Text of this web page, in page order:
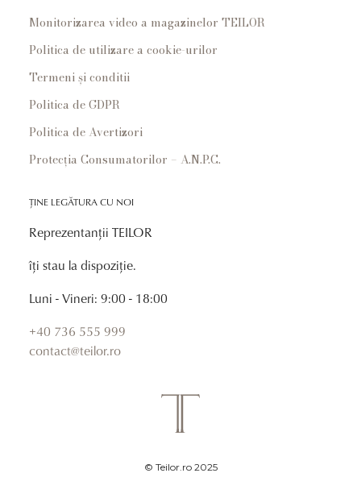
Monitorizarea video a magazinelor TEILOR
Politica de utilizare a cookie-urilor
Termeni și conditii
Politica de GDPR
Politica de Avertizori
Protecția Consumatorilor – A.N.P.C.
ȚINE LEGĂTURA CU NOI
Reprezentanții TEILOR
îți stau la dispoziție.
Luni - Vineri: 9:00 - 18:00
+40 736 555 999
contact@teilor.ro
© Teilor.ro 2025